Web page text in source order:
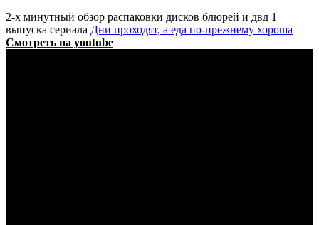
2-х минутный обзор распаковки дисков блюрей и двд 1
выпуска сериала Дни проходят, а еда по-прежнему хороша
Смотреть на youtube